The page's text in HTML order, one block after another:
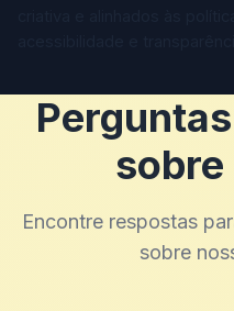
sobre
Encontre respostas
sobre